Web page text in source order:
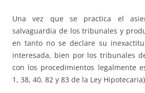
Una vez que se practica el
salvaguardia de los tribunales y
en tanto no se declare su
interesada, bien por los tribunales
con los procedimientos legalmente
1, 38, 40, 82 y 83 de la Ley